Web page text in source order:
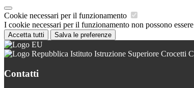
Cookie necessari per il funzionamento
I cookie necessari per il funzionamento non possono
Accetta tutti Salva le preferenze
Istituto Istruzione Superiore Crocetti
Contatti